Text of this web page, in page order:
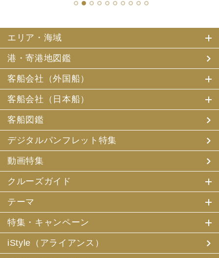
1 2 3 4 5 6 7 8 9 10
エリア・海域
港・寄港地図鑑
客船会社（外国船）
客船会社（日本船）
客船図鑑
デジタルパンフレット特集
動画特集
クルーズガイド
テーマ
特集・キャンペーン
iStyle（アライアンス）